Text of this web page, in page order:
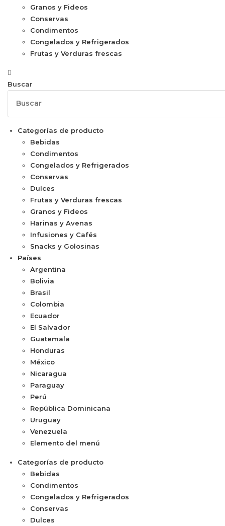
Granos y Fideos
Conservas
Condimentos
Congelados y Refrigerados
Frutas y Verduras frescas
Buscar
Categorías de producto
Bebidas
Condimentos
Congelados y Refrigerados
Conservas
Dulces
Frutas y Verduras frescas
Granos y Fideos
Harinas y Avenas
Infusiones y Cafés
Snacks y Golosinas
Países
Argentina
Bolivia
Brasil
Colombia
Ecuador
El Salvador
Guatemala
Honduras
México
Nicaragua
Paraguay
Perú
República Dominicana
Uruguay
Venezuela
Elemento del menú
Categorías de producto
Bebidas
Condimentos
Congelados y Refrigerados
Conservas
Dulces